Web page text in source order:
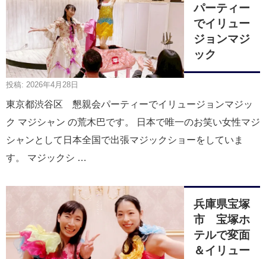
パーティー
でイリュー
ジョンマジ
ック
投稿: 2026年4月28日
東京都渋谷区 懇親会パーティーでイリュージョンマジッ
ク マジシャン の荒木巴です。 日本で唯一のお笑い女性マジ
シャンとして日本全国で出張マジックショーをしていま
す。 マジックシ …
兵庫県宝塚
市 宝塚ホ
テルで変面
＆イリュー